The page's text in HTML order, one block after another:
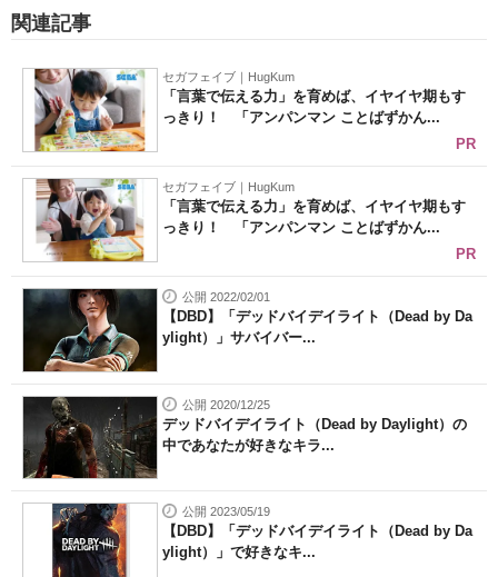
関連記事
セガフェイブ｜HugKum
「言葉で伝える力」を育めば、イヤイヤ期もす
っきり！ 「アンパンマン ことばずかん...
PR
セガフェイブ｜HugKum
「言葉で伝える力」を育めば、イヤイヤ期もす
っきり！ 「アンパンマン ことばずかん...
PR
公開 2022/02/01
【DBD】「デッドバイデイライト（Dead by Da
ylight）」サバイバー...
公開 2020/12/25
デッドバイデイライト（Dead by Daylight）の
中であなたが好きなキラ...
公開 2023/05/19
【DBD】「デッドバイデイライト（Dead by Da
ylight）」で好きなキ...